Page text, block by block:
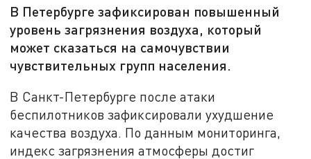
В Петербурге зафиксирован повышенный
уровень загрязнения воздуха, который
может сказаться на самочувствии
чувствительных групп населения.
В Санкт-Петербурге после атаки
беспилотников зафиксировали ухудшение
качества воздуха. По данным мониторинга,
индекс загрязнения атмосферы достиг